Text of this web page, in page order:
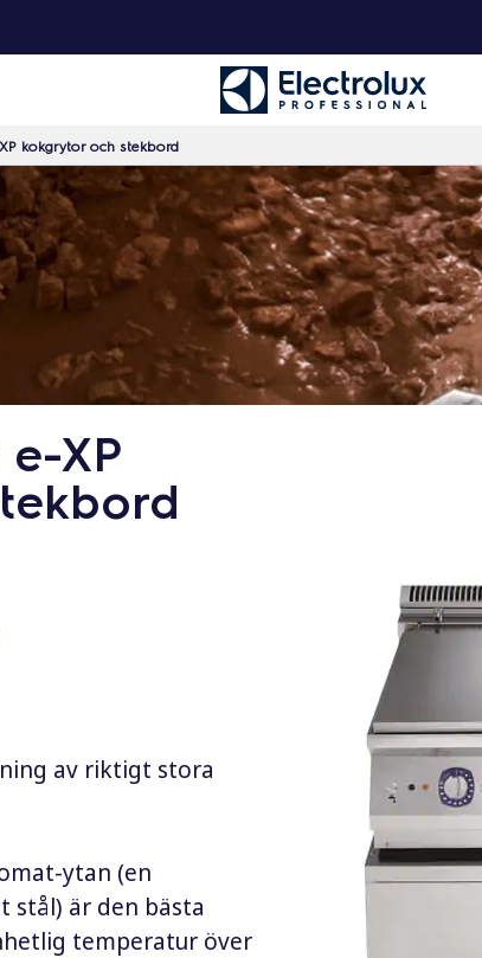
kokgrytor och stekbord
XP
av riktigt stora
ytan (en
stål) är den bästa
temperatur över